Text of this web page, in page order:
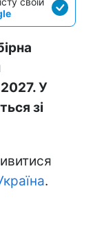
2027. У
зі
.